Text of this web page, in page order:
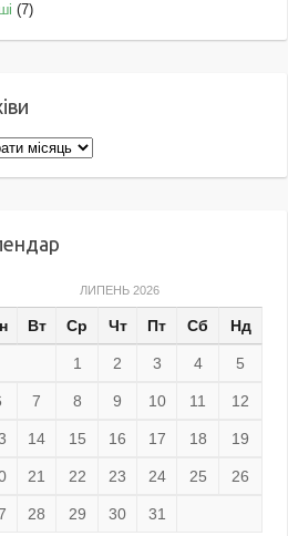
(7)
ЛИПЕНЬ 2026
Вт Ср Чт Пт Сб Нд
1 2 3 4 5
7 8 9 10 11 12
14 15 16 17 18 19
21 22 23 24 25 26
28 29 30
31